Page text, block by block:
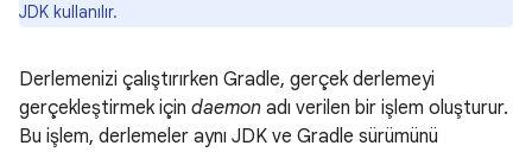
JDK kullanılır.
Derlemenizi çalıştırırken Gradle, gerçek derlemeyi
gerçekleştirmek için daemon adı verilen bir işlem oluşturur.
Bu işlem, derlemeler aynı JDK ve Gradle sürümünü